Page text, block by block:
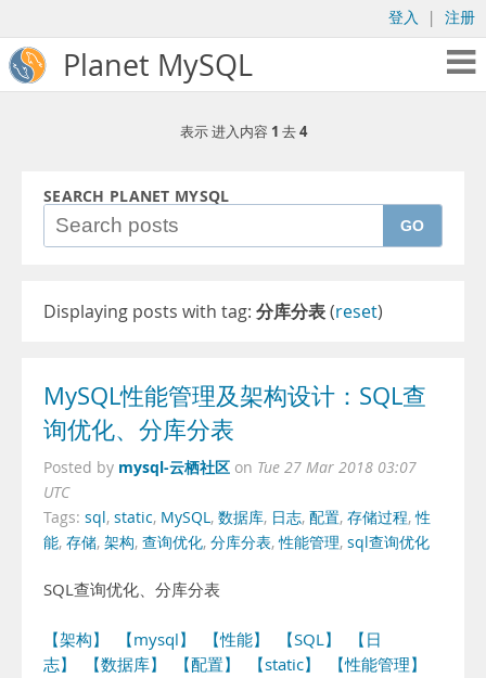
登入 | 注册
Planet MySQL
表示 进入内容 1 去4
SEARCH PLANET MYSQL
GO
Displaying posts with tag: 分库分表(reset)
MySQL性能管理及架构设计：SQL查
询优化、分库分表
Posted by mysql-云栖社区 on Tue 27 Mar 2018 03:07
UTC
Tags: sql, static, MySQL, 数据库, 日志, 配置, 存储过程,性
能, 存储, 架构, 查询优化, 分库分表,性能管理, sql查询优化
SQL查询优化、分库分表
【架构】 【mysql】 【性能】 【SQL】
【日
志】
【数据库】 【配置】 【static】
【性能管理】